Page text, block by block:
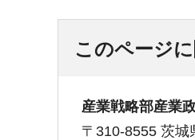
このページ
産業戦略部産業
〒310-8555 茨城